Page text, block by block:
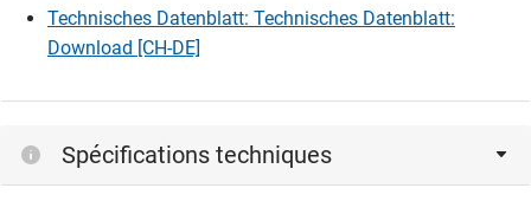
Technisches Datenblatt: Technisches Datenblatt:
Download [CH-DE]
Spécifications techniques